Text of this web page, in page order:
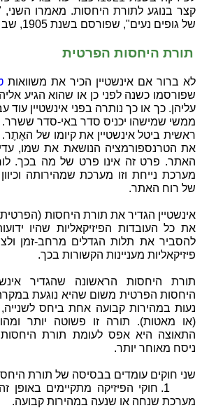
קצר בנוגע לתורת היחסות. מאמרו השני,
של גופים נעים", שפורסם בשנת 1905, שב ועסק בנושא זה.
תורת היחסות הפרטית
לא ברור אם אינשטיין הכיר את משוואות
שפורסמו כשנה לפני כן או שהוא הגיע
עליהן. כך או כך נותרה בפני אינשטיין עוד
ממשי שמישהו יכניס סדר באי-סדר ששרר.
ראשית ביטל אינשטיין את קיומו של
את הטרנספורמציה הנושאת את שמו,
האתר. פרט זה אינו פרט של מה בכך.
מערכת נייחת וזו מערכת שמהירותה
של רוח האתר.
אינשטיין הגדיר את תורת היחסות
את כל העובדות הפיזיקאליות שהיו
להסביר את תלות הגדלים מרחב-זמן
פיזיקאליות מעניינות הקשורות בכך.
תורת היחסות הראשונה שהגדיר
היחסות הפרטית משום שהיא נוגעת
נעות במהירות קבועה אחת ביחס לשנייה,
(או מאטות). תורה זו פשוטה יותר
התאוצה היא אפס לעומת תורת היחסות
ניסח מאוחר יותר.
שני חוקים עומדים בבסיסה של תורת
1. חוקי הפיזיקה מתקיימים באופן
מערכת שנחה או שנעה במהירות קבועה.